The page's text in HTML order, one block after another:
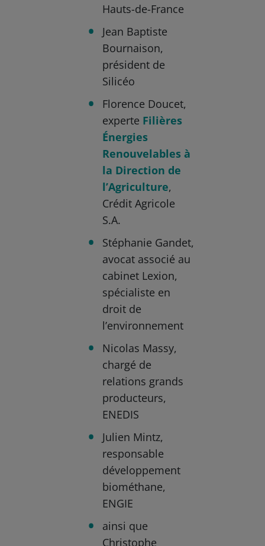
Hauts-de-France
Jean Baptiste
Bournaison,
président de
Silicéo
Florence Doucet,
experte Filières
Énergies
Renouvelables à
la Direction de
l’Agriculture,
Crédit Agricole
S.A.
Stéphanie Gandet,
avocat associé au
cabinet Lexion,
spécialiste en
droit de
l’environnement
Nicolas Massy,
chargé de
relations grands
producteurs,
ENEDIS
Julien Mintz,
responsable
développement
biométhane,
ENGIE
ainsi que
Christophe